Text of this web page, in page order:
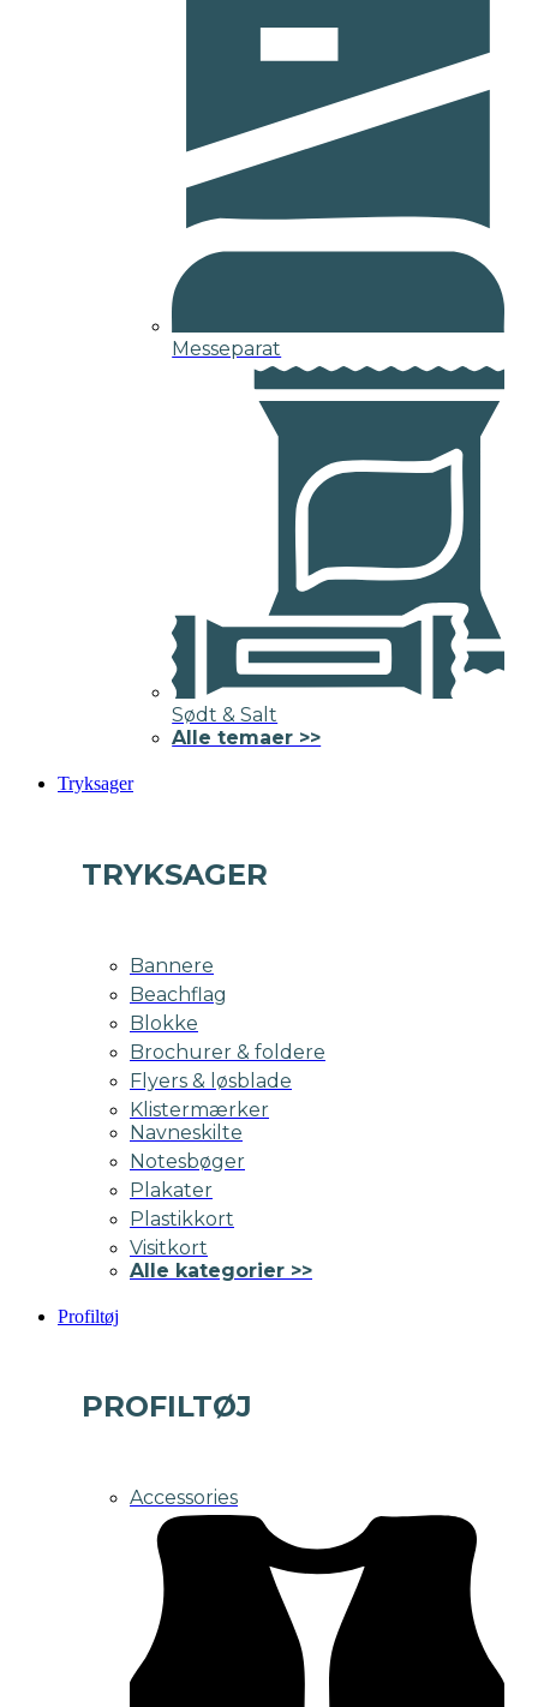
Messeparat
Sødt & Salt
Alle temaer >>
Tryksager
TRYKSAGER
Bannere
Beachflag
Blokke
Brochurer & foldere
Flyers & løsblade
Klistermærker
Navneskilte
Notesbøger
Plakater
Plastikkort
Visitkort
Alle kategorier >>
Profiltøj
PROFILTØJ
Accessories